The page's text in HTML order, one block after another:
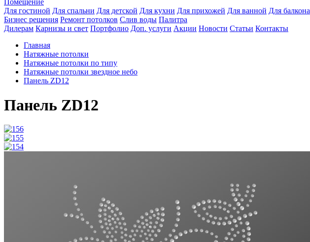
Помещение
Для гостиной Для спальни Для детской Для кухни Для прихожей Для ванной Для балкона
Бизнес решения Ремонт потолков Слив воды Палитра
Дилерам Карнизы и свет Портфолио Доп. услуги Акции Новости Статьи Контакты
Главная
Натяжные потолки
Натяжные потолки по типу
Натяжные потолки звездное небо
Панель ZD12
Панель ZD12